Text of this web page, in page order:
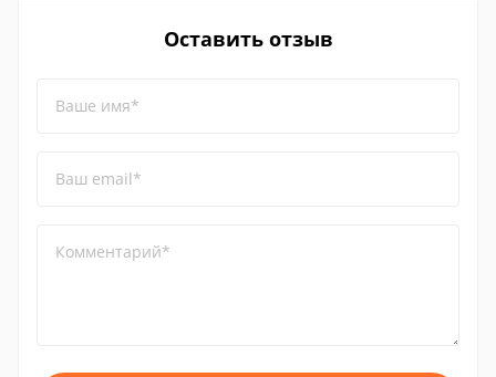
Оставить отзыв
Ваше имя*
Ваш email*
Комментарий*